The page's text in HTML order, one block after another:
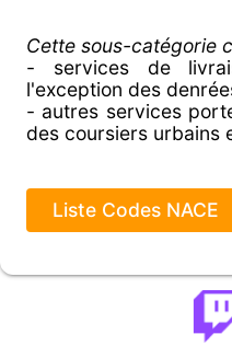
Cette sous-catégorie
- services de
l'exception des
- autres services
des coursiers urbains
Liste Codes NACE